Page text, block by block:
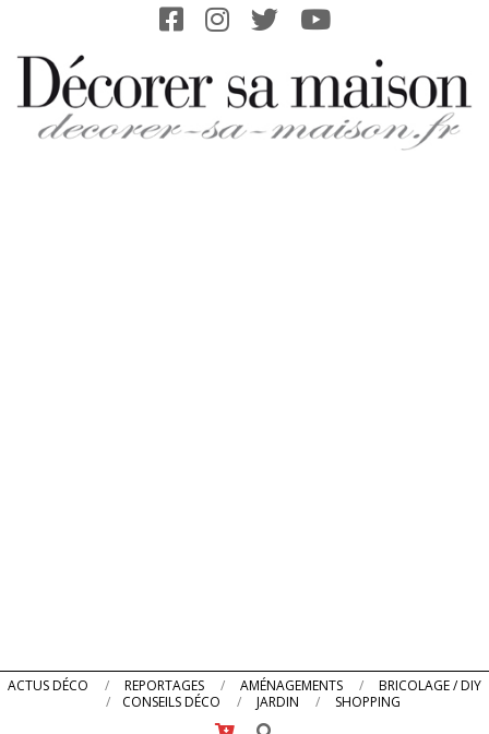
content
Primary
ACTUS DÉCO REPORTAGES AMÉNAGEMENTS
BRICOLAGE / DIY
CONSEILS DÉCO
JARDIN
SHOPPING
Search